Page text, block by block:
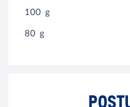
100 g
80 g